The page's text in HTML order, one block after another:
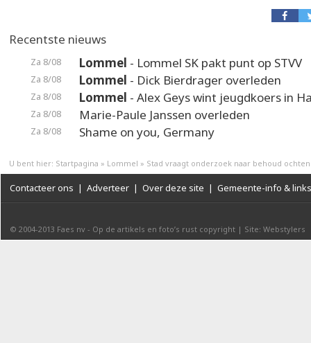
Recentste nieuws
Za 8/08 Lommel - Lommel SK pakt punt op STVV
Za 8/08 Lommel - Dick Bierdrager overleden
Za 8/08 Lommel - Alex Geys wint jeugdkoers in
Za 8/08 Marie-Paule Janssen overleden
Za 8/08 Shame on you, Germany
U bent hier: Startpagina » Lommel » Stad vraagt onderzoek naar behoud
Contacteer ons | Adverteer | Over deze site | Gemeente-info & links
© 2004-2013 Faes nv - Op de artikels en foto’s rust copyright | Site: Webstylers